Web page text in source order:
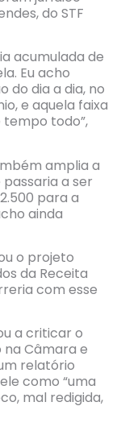
do STF
acumulada de
Eu acho
do dia a dia, no
e aquela faixa
todo”,
amplia a
passaria a ser
para a
ainda
o projeto
da Receita
com esse
a criticar o
Câmara e
relatório
como “uma
mal redigida,